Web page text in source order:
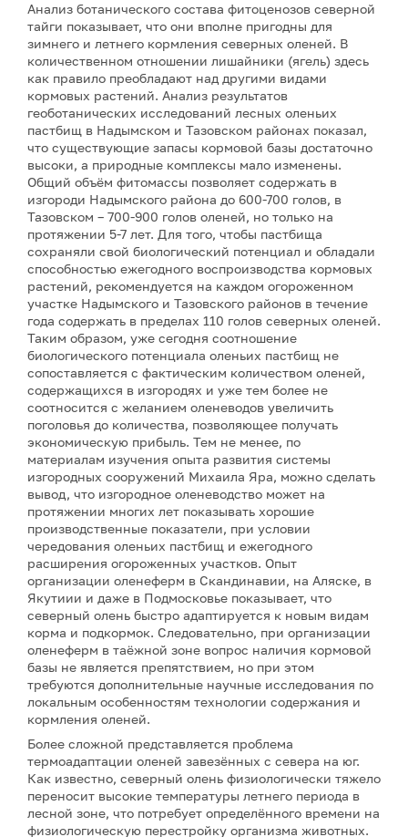
Анализ ботанического состава фитоценозов северной
тайги показывает, что они вполне пригодны для
зимнего и летнего кормления северных оленей. В
количественном отношении лишайники (ягель) здесь
как правило преобладают над другими видами
кормовых растений. Анализ результатов
геоботанических исследований лесных оленьих
пастбищ в Надымском и Тазовском районах показал,
что существующие запасы кормовой базы достаточно
высоки, а природные комплексы мало изменены.
Общий объём фитомассы позволяет содержать в
изгороди Надымского района до 600-700 голов, в
Тазовском – 700-900 голов оленей, но только на
протяжении 5-7 лет. Для того, чтобы пастбища
сохраняли свой биологический потенциал и обладали
способностью ежегодного воспроизводства кормовых
растений, рекомендуется на каждом огороженном
участке Надымского и Тазовского районов в течение
года содержать в пределах 110 голов северных оленей.
Таким образом, уже сегодня соотношение
биологического потенциала оленьих пастбищ не
сопоставляется с фактическим количеством оленей,
содержащихся в изгородях и уже тем более не
соотносится с желанием оленеводов увеличить
поголовья до количества, позволяющее получать
экономическую прибыль. Тем не менее, по
материалам изучения опыта развития системы
изгородных сооружений Михаила Яра, можно сделать
вывод, что изгородное оленеводство может на
протяжении многих лет показывать хорошие
производственные показатели, при условии
чередования оленьих пастбищ и ежегодного
расширения огороженных участков. Опыт
организации оленеферм в Скандинавии, на Аляске, в
Якутиии и даже в Подмосковье показывает, что
северный олень быстро адаптируется к новым видам
корма и подкормок. Следовательно, при организации
оленеферм в таёжной зоне вопрос наличия кормовой
базы не является препятствием, но при этом
требуются дополнительные научные исследования по
локальным особенностям технологии содержания и
кормления оленей.
Более сложной представляется проблема
термоадаптации оленей завезённых с севера на юг.
Как известно, северный олень физиологически тяжело
переносит высокие температуры летнего периода в
лесной зоне, что потребует определённого времени на
физиологическую перестройку организма животных.